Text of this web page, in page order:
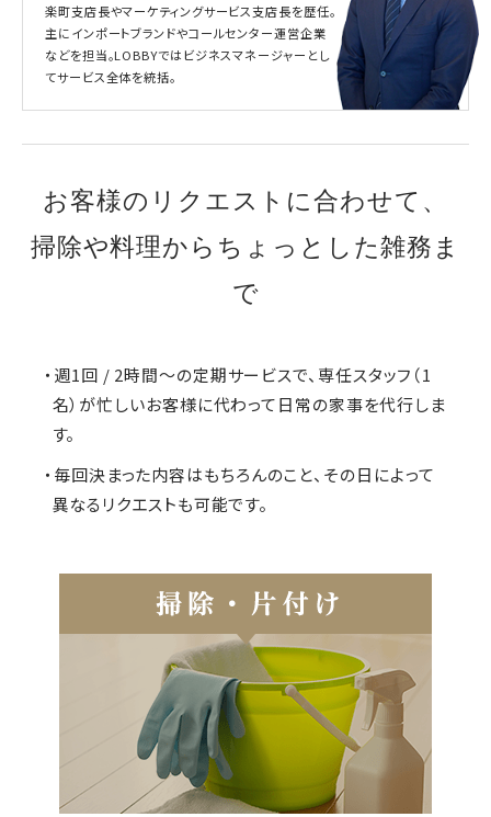
楽町支店長やマーケティングサービス支店長を歴任。
主にインポートブランドやコールセンター運営企業
などを担当。LOBBYではビジネスマネージャーとし
てサービス全体を統括。
お客様のリクエストに合わせて、
掃除や料理からちょっとした雑務ま
で
・週1回 / 2時間～の定期サービスで、専任スタッフ（1
名）が忙しいお客様に代わって日常の家事を代行しま
す。
・毎回決まった内容はもちろんのこと、その日によって
異なるリクエストも可能です。